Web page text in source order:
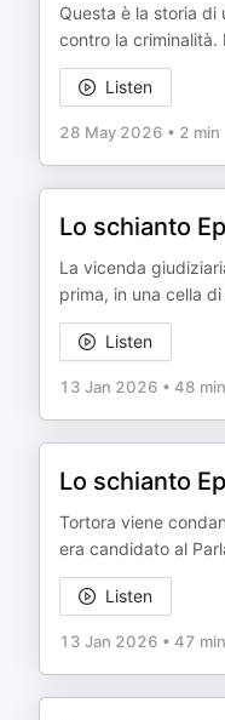
Questa è la storia di
contro la criminalità.
Listen
28 May 2026 • 2 min
Lo schianto
La vicenda
prima, in una cella
Listen
13 Jan 2026 • 48 min
Lo schianto
Tortora viene
era candidato al
Listen
13 Jan 2026 • 47 min